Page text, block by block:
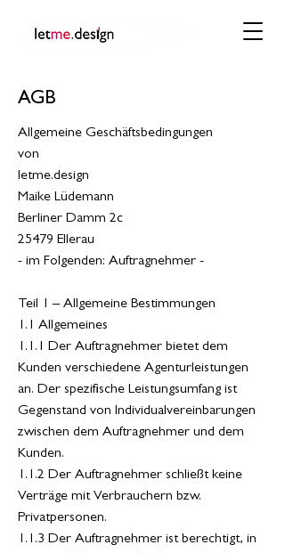
AGB
Allgemeine Geschäftsbedingungen
von
letme.design
Maike Lüdemann
Berliner Damm 2c
25479 Ellerau
- im Folgenden: Auftragnehmer -
Teil 1 – Allgemeine Bestimmungen
1.1 Allgemeines
1.1.1 Der Auftragnehmer bietet dem
Kunden verschiedene Agenturleistungen
an. Der spezifische Leistungsumfang ist
Gegenstand von Individualvereinbarungen
zwischen dem Auftragnehmer und dem
Kunden.
1.1.2 Der Auftragnehmer schließt keine
Verträge mit Verbrauchern bzw.
Privatpersonen.
1.1.3 Der Auftragnehmer ist berechtigt, in